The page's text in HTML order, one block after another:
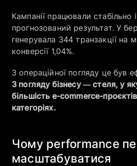
Кампанії працювали стабільно
прогнозований результат. У
генерувала 344 транзакції на
конверсії 1,04%.
З операційної погляду це був
З погляду бізнесу — стеля, у
більшість e-commerce-
категоріях.
Чому performance
масштабуватися